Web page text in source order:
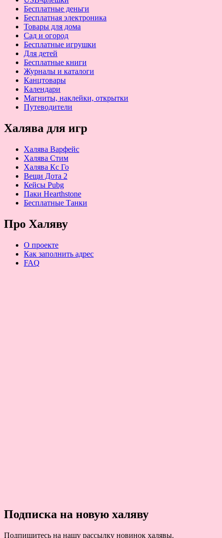
Бесплатные деньги
Бесплатная электроника
Товары для дома
Сад и огород
Бесплатные игрушки
Для детей
Бесплатные книги
Журналы и каталоги
Канцтовары
Календари
Магниты, наклейки, открытки
Путеводители
Халява для игр
Халява Варфейс
Халява Стим
Халява Кс Го
Вещи Дота 2
Кейсы Pubg
Паки Hearthstone
Бесплатные Танки
Про Халяву
О проекте
Как заполнить адрес
FAQ
Подписка на новую халяву
Подпишитесь на нашу рассылку новинок халявы.